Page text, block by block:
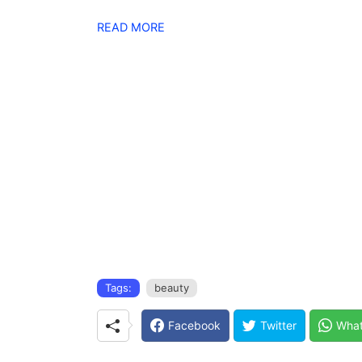
READ MORE
Tags: beauty
Facebook Twitter